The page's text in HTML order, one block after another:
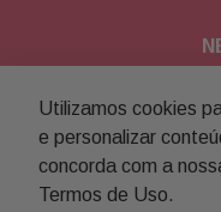
Assine
receber
Utilizamos cookies
e personalizar
concorda com a
Termos de Uso.